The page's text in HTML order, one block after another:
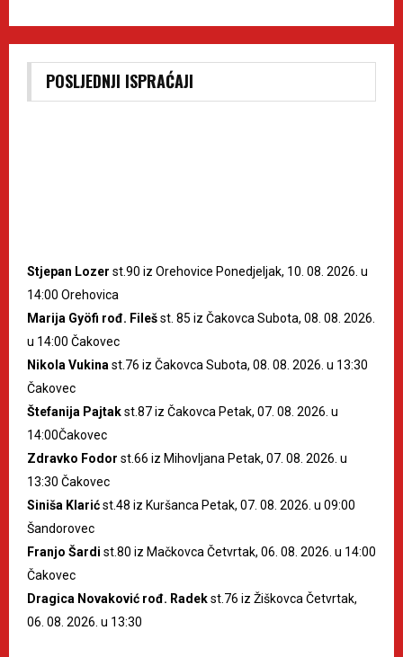
POSLJEDNJI ISPRAĆAJI
Stjepan Lozer st.90 iz Orehovice Ponedjeljak, 10. 08. 2026. u
14:00 Orehovica
Marija Gyöfi rođ. Filešst. 85 iz Čakovca Subota, 08. 08. 2026.
u 14:00 Čakovec
Nikola Vukinast.76 iz Čakovca Subota, 08. 08. 2026. u 13:30
Čakovec
Štefanija Pajtakst.87 iz Čakovca Petak, 07. 08. 2026. u
14:00Čakovec
Zdravko Fodor st.66 iz Mihovljana Petak, 07. 08. 2026. u
13:30 Čakovec
Siniša Klarićst.48 iz Kuršanca Petak, 07. 08. 2026. u 09:00
Šandorovec
Franjo Šardi st.80 iz Mačkovca Četvrtak, 06. 08. 2026. u 14:00
Čakovec
Dragica Novaković rođ. Radekst.76 iz Žiškovca Četvrtak,
06. 08. 2026. u 13:30